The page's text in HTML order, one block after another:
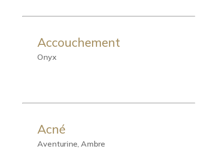
Accouchement
Onyx
Acné
Aventurine, Ambre